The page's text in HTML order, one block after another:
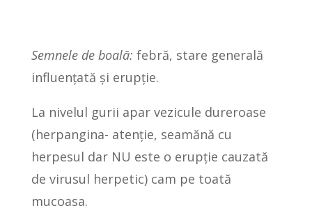
Semnele de boală: febră, stare generală
influențată și erupție.
La nivelul gurii apar vezicule dureroase
(herpangina- atenție, seamănă cu
herpesul dar NU este o erupție cauzată
de virusul herpetic) cam pe toată
mucoasa.